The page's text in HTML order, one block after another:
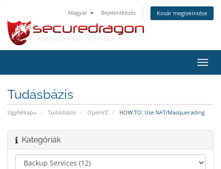
Magyar Bejelentkezés Kosár megtekintése
a
Tudásbázis
Ügyfélkapu Tudásbázis OpenVZ HOW TO: Use NAT/Masquerading
Kategóriák